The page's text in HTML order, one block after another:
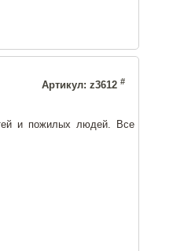
Артикул: z3612 #
и пожилых людей. Все